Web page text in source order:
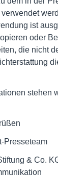
ist
oder
die nicht
stehen
Presseteam
& Co.